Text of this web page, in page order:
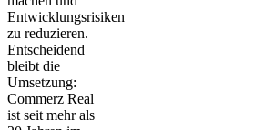
Entwicklungsrisiken
zu reduzieren.
Entscheidend
bleibt die
Umsetzung:
Commerz Real
ist seit mehr als